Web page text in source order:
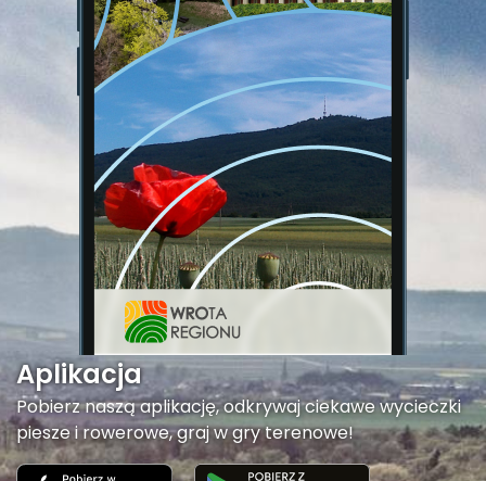
Aplikacja
Pobierz naszą aplikację, odkrywaj ciekawe wycieczki
piesze i rowerowe, graj w gry terenowe!